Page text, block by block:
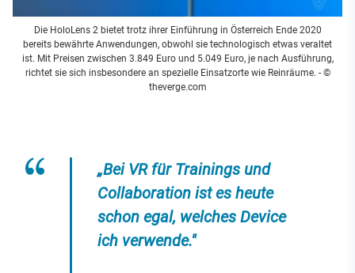
Die HoloLens 2 bietet trotz ihrer Einführung in Österreich Ende 2020
bereits bewährte Anwendungen, obwohl sie technologisch etwas veraltet
ist. Mit Preisen zwischen 3.849 Euro und 5.049 Euro, je nach Ausführung,
richtet sie sich insbesondere an spezielle Einsatzorte wie Reinräume. - ©
theverge.com
„Bei VR für Trainings und
Collaboration ist es heute
schon egal, welches Device
ich verwende."